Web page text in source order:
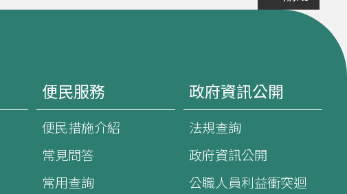
便民服務
便民措施介紹
常見問答
常用查詢
政府資訊公開
法規查詢
政府資訊公開
公職人員利益衝突迴